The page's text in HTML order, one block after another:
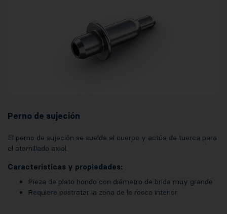
Perno de sujeción
El perno de sujeción se suelda al cuerpo y actúa de tuerca para
el atornillado axial.
Características y propiedades:
Pieza de plato hondo con diámetro de brida muy grande
Requiere postratar la zona de la rosca interior